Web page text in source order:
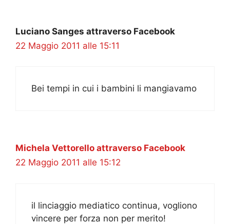
Luciano Sanges attraverso Facebook
22 Maggio 2011 alle 15:11
Bei tempi in cui i bambini li mangiavamo
Michela Vettorello attraverso Facebook
22 Maggio 2011 alle 15:12
il linciaggio mediatico continua, vogliono
vincere per forza non per merito!